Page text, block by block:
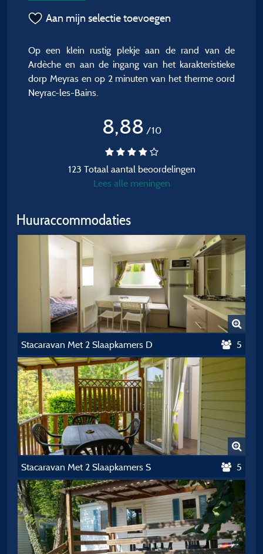
Aan mijn selectie toevoegen
Op een klein rustig plekje aan de rand van de
Ardèche en aan de ingang van het karakteristieke
dorp Meyras en op 2 minuten van het therme oord
Neyrac-les-Bains.
8,88 /10
123 Totaal aantal beoordelingen
Lees alle meningen
Huuraccommodaties
Stacaravan Met 2 Slaapkamers D 5
Stacaravan Met 2 Slaapkamers S 5